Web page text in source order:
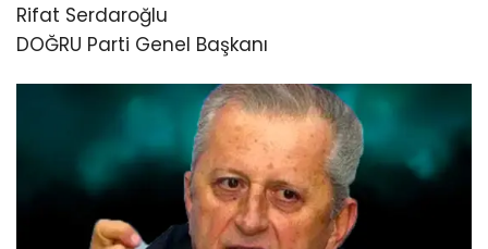
Rifat Serdaroğlu
DOĞRU Parti Genel Başkanı